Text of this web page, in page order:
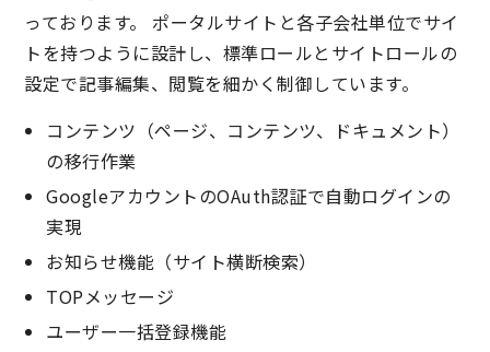
っております。 ポータルサイトと各子会社単位でサイ
トを持つように設計し、標準ロールとサイトロールの
設定で記事編集、閲覧を細かく制御しています。
コンテンツ（ページ、コンテンツ、ドキュメント）
の移行作業
GoogleアカウントのOAuth認証で自動ログインの
実現
お知らせ機能（サイト横断検索）
TOPメッセージ
ユーザー一括登録機能